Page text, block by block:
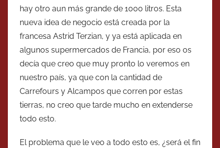
hay otro aun más grande de 1000 litros. Esta
nueva idea de negocio está creada por la
francesa Astrid Terzian, y ya está aplicada en
algunos supermercados de Francia, por eso os
decía que creo que muy pronto lo veremos en
nuestro país, ya que con la cantidad de
Carrefours y Alcampos que corren por estas
tierras, no creo que tarde mucho en extenderse
todo esto.
El problema que le veo a todo esto es, ¿será el fin